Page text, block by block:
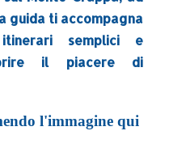
guida ti accompagna
semplici e
il piacere di
l'immagine qui